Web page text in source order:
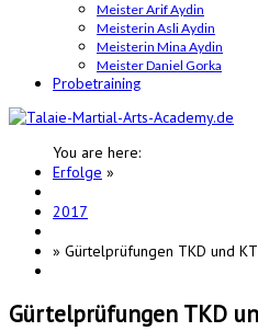
Meister Arif Aydin
Meisterin Asli Aydin
Meisterin Mina Aydin
Meister Daniel Gorka
Probetraining
You are here:
Erfolge »
2017
» Gürtelprüfungen TKD und
Gürtelprüfungen TKD